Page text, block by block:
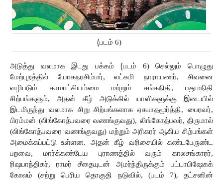
(படம் 6)
அடுத்து வலமாக இடது பக்கம் (படம் 6) செல்லும்
பொழுது
மேற்புறத்தில்
யோகநரசிம்மர், லட்சுமி நாராயணர்,
சிவனை
வழிபடும்
காமாட்சியம்மை மற்றும்
சங்கநிதி, பதுமநிதி
சிற்பங்களும்,
அதன் கீழ் அடுக்கில் யாளிகளுக்கு இடையில்
இடமிருந்து
வலமாக சிறு சிற்பங்களாக ஏகபாதமூர்த்தி,
பைரவர்,
பிரம்மன் (லிங்கோத்பவரை வணங்குவது), லிங்கோத்பவர், திருமால்
(லிங்கோத்பவரை வணங்குவது) மற்றும் அரிகரர் ஆகிய சிற்பங்கள்
அமைக்கப்பட்டு உள்ளன. அதன் கீழ் வரிசையில் கண்டபேருண்ட
பறவை, மார்க்கண்டேய
புராணத்தில் வரும் காலசங்காரர்,
ரிஷபாந்திகர்,
ராமர் சீதையுடன் அமர்ந்திருக்கும்
பட்டாபிஷேகக்
கோலம் (சற்று பெரிய தொகுதி நடுவில், (படம் 7), தட்சனின்